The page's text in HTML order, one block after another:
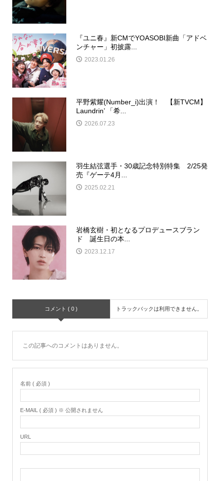
『ユニ春』新CMでYOASOBI新曲「アドベ
ンチャー」初披露...
2023.01.26
平野紫耀(Number_i)出演！ 【新TVCM】
Laundrin’ 「希...
2026.07.23
羽生結弦選手・30歳記念特別特集 2/25発
売『ゲーテ4月...
2025.02.21
岩橋玄樹・初となるプロデュースブラン
ド 誕生日の本...
2023.12.17
コメント ( 0 ) トラックバックは利用できません。
この記事へのコメントはありません。
名前 ( 必須 )
E-MAIL ( 必須 ) ※ 公開されません
URL